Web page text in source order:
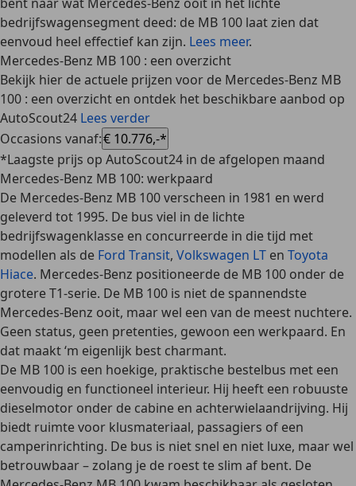
bedrijfswagensegment deed: de MB 100 laat zien dat
eenvoud heel effectief kan zijn. Lees meer.
Mercedes-Benz MB 100 : een overzicht
Bekijk hier de actuele prijzen voor de Mercedes-Benz MB
100 : een overzicht en ontdek het beschikbare aanbod op
AutoScout24 Lees verder
Occasions vanaf:€ 10.776,-*
*Laagste prijs op AutoScout24 in de afgelopen maand
Mercedes-Benz MB 100: werkpaard
De Mercedes-Benz MB 100 verscheen in 1981 en werd
geleverd tot 1995. De bus viel in de lichte
bedrijfswagenklasse en concurreerde in die tijd met
modellen als de Ford Transit, Volkswagen LT en Toyota
Hiace. Mercedes-Benz positioneerde de MB 100 onder de
grotere T1-serie. De MB 100 is niet de spannendste
Mercedes-Benz ooit, maar wel een van de meest nuchtere.
Geen status, geen pretenties, gewoon een werkpaard. En
dat maakt ‘m eigenlijk best charmant.
De MB 100 is een hoekige, praktische bestelbus met een
eenvoudig en functioneel interieur. Hij heeft een robuuste
dieselmotor onder de cabine en achterwielaandrijving. Hij
biedt ruimte voor klusmateriaal, passagiers of een
camperinrichting. De bus is niet snel en niet luxe, maar wel
betrouwbaar – zolang je de roest te slim af bent. De